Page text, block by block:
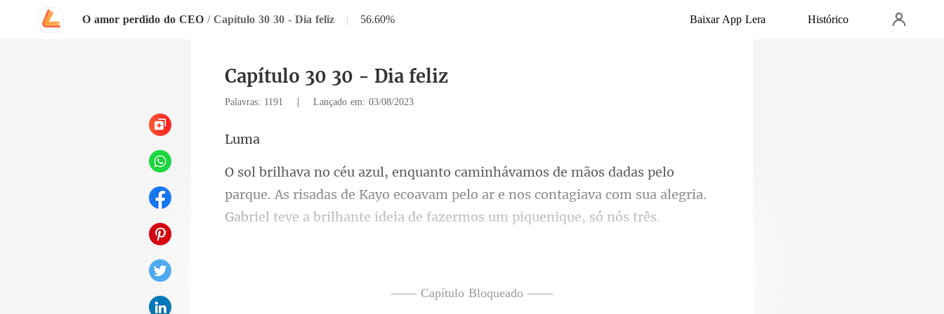
O amor perdido do CEO / Capítulo 30 30 - Dia feliz | 56.60% Baixar App Lera Histórico
Capítulo 30 30 - Dia feliz
Palavras: 1191 | Lançado em: 03/08/2023
u
que. As risadas de Kayo ecoavam pelo ar e nos contagiava com sua alegria
—— Capítulo Bloqueado ——